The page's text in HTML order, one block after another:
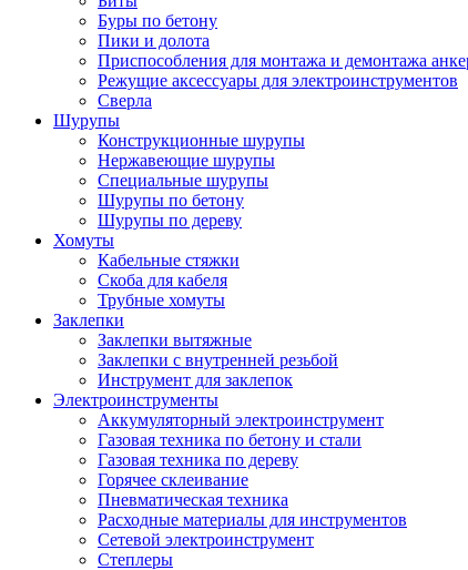
Буры по бетону
Пики и долота
Приспособления для монтажа и демонтажа
Режущие аксессуары для электроинструментов
Сверла
Шурупы
Конструкционные шурупы
Нержавеющие шурупы
Специальные шурупы
Шурупы по бетону
Шурупы по дереву
Хомуты
Кабельные стяжки
Скоба для кабеля
Трубные хомуты
Заклепки
Заклепки вытяжные
Заклепки с внутренней резьбой
Инструмент для заклепок
Электроинструменты
Аккумуляторный электроинструмент
Газовая техника по бетону и стали
Газовая техника по дереву
Горячее склеивание
Пневматическая техника
Расходные материалы для инструментов
Сетевой электроинструмент
Степлеры